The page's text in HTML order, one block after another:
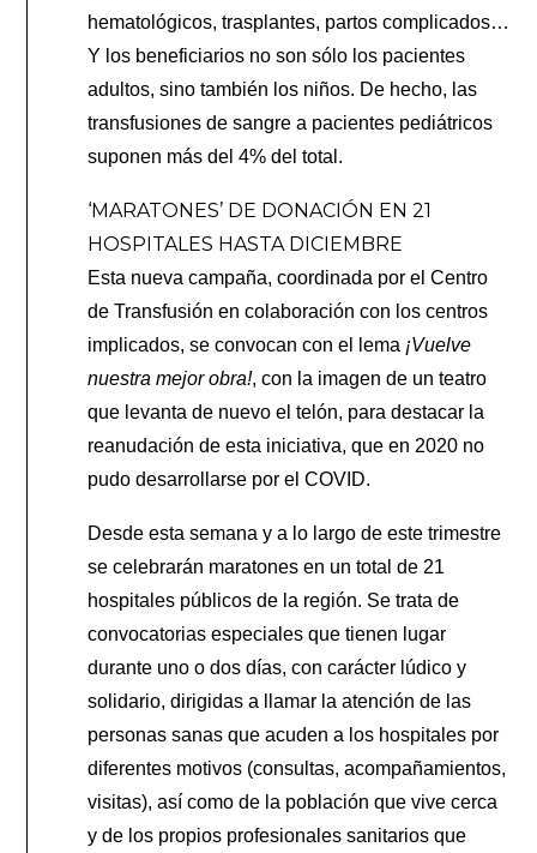
hematológicos, trasplantes, partos complicados…
Y los beneficiarios no son sólo los pacientes
adultos, sino también los niños. De hecho, las
transfusiones de sangre a pacientes pediátricos
suponen más del 4% del total.
‘MARATONES’ DE DONACIÓN EN 21
HOSPITALES HASTA DICIEMBRE
Esta nueva campaña, coordinada por el Centro
de Transfusión en colaboración con los centros
implicados, se convocan con el lema ¡Vuelve
nuestra mejor obra!, con la imagen de un teatro
que levanta de nuevo el telón, para destacar la
reanudación de esta iniciativa, que en 2020 no
pudo desarrollarse por el COVID.
Desde esta semana y a lo largo de este trimestre
se celebrarán maratones en un total de 21
hospitales públicos de la región. Se trata de
convocatorias especiales que tienen lugar
durante uno o dos días, con carácter lúdico y
solidario, dirigidas a llamar la atención de las
personas sanas que acuden a los hospitales por
diferentes motivos (consultas, acompañamientos,
visitas), así como de la población que vive cerca
y de los propios profesionales sanitarios que